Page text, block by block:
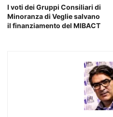
I voti dei Gruppi Consiliari di
Minoranza di Veglie salvano
il finanziamento del MIBACT